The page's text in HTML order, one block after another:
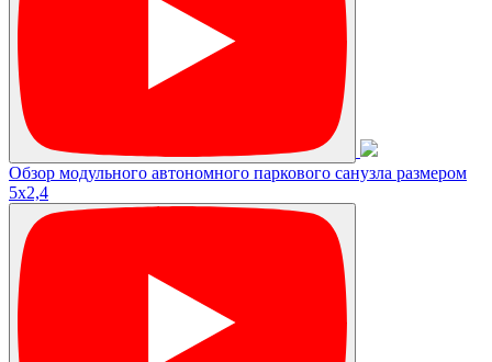
Обзор модульного автономного паркового санузла размером
5х2,4